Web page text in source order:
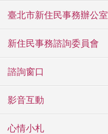
臺北市新住民事務辦公室
新住民事務諮詢委員會
諮詢窗口
影音互動
心情小札